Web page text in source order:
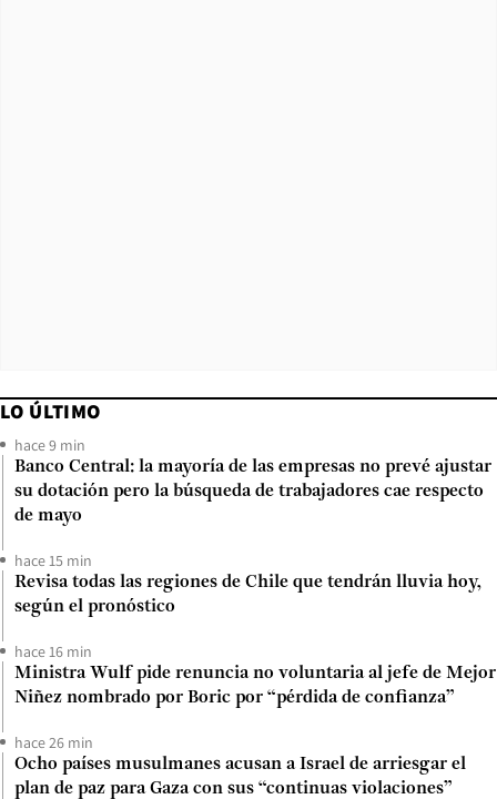
LO ÚLTIMO
hace 9 min
Banco Central: la mayoría de las empresas no prevé ajustar
su dotación pero la búsqueda de trabajadores cae respecto
de mayo
hace 15 min
Revisa todas las regiones de Chile que tendrán lluvia hoy,
según el pronóstico
hace 16 min
Ministra Wulf pide renuncia no voluntaria al jefe de Mejor
Niñez nombrado por Boric por “pérdida de confianza”
hace 26 min
Ocho países musulmanes acusan a Israel de arriesgar el
plan de paz para Gaza con sus “continuas violaciones”